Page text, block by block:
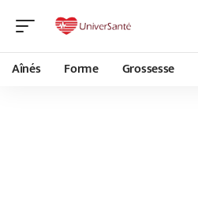
Aînés Forme Grossesse